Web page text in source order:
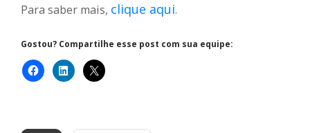
Para saber mais, clique aqui.
Gostou? Compartilhe esse post com sua equipe: